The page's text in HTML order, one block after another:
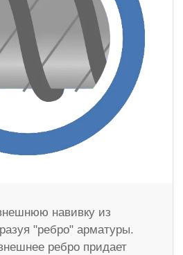
навивку из
"ребро" арматуры.
ребро придает